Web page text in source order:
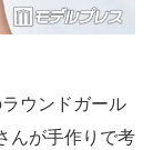
ウンドガール
んが手作りで考